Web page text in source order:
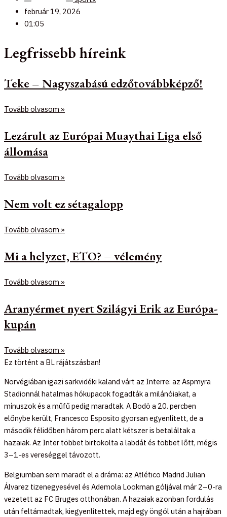
február 19, 2026
01:05
Legfrissebb híreink
Teke – Nagyszabású edzőtovábbképző!
Tovább olvasom »
Lezárult az Európai Muaythai Liga első
állomása
Tovább olvasom »
Nem volt ez sétagalopp
Tovább olvasom »
Mi a helyzet, ETO? – vélemény
Tovább olvasom »
Aranyérmet nyert Szilágyi Erik az Európa-
kupán
Tovább olvasom »
Ez történt a BL rájátszásban!
Norvégiában igazi sarkvidéki kaland várt az Interre: az Aspmyra
Stadionnál hatalmas hókupacok fogadták a milánóiakat, a
mínuszok és a műfű pedig maradtak. A Bodö a 20. percben
előnybe került, Francesco Esposito gyorsan egyenlített, de a
második félidőben három perc alatt kétszer is betaláltak a
hazaiak. Az Inter többet birtokolta a labdát és többet lőtt, mégis
3–1-es vereséggel távozott.
Belgiumban sem maradt el a dráma: az Atlético Madrid Julian
Álvarez tizenegyesével és Ademola Lookman góljával már 2–0-ra
vezetett az FC Bruges otthonában. A hazaiak azonban fordulás
után feltámadtak, kiegyenlítettek, majd egy öngól után a hajrában